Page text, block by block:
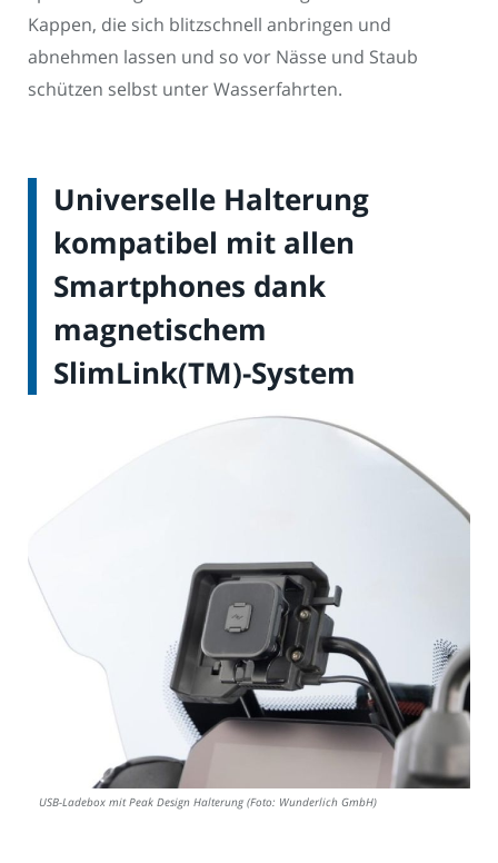
Kappen, die sich blitzschnell anbringen und
abnehmen lassen und so vor Nässe und Staub
schützen selbst unter Wasserfahrten.
Universelle Halterung
kompatibel mit allen
Smartphones dank
magnetischem
SlimLink(TM)-System
USB-Ladebox mit Peak Design Halterung (Foto: Wunderlich GmbH)